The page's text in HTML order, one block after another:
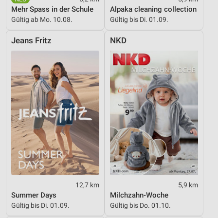
Mehr Spass in der Schule
Gültig ab Mo. 10.08.
Alpaka cleaning collection
Gültig bis Di. 01.09.
Jeans Fritz
12,7 km
Summer Days
Gültig bis Di. 01.09.
NKD
5,9 km
Milchzahn-Woche
Gültig bis Do. 01.10.
IAB-Besonderheiten:
Verwendung genauer Standortdaten
Geräte anhand von aktiv angeforderten
Informationen identifizieren
Nicht-IAB-Verarbeitungszwecke:
Notwendig
Performance
Funktional
Werbung